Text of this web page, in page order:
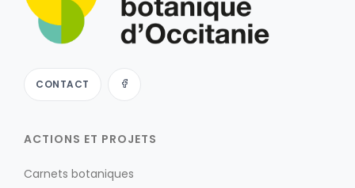
CONTACT
ACTIONS ET PROJETS
Carnets botaniques